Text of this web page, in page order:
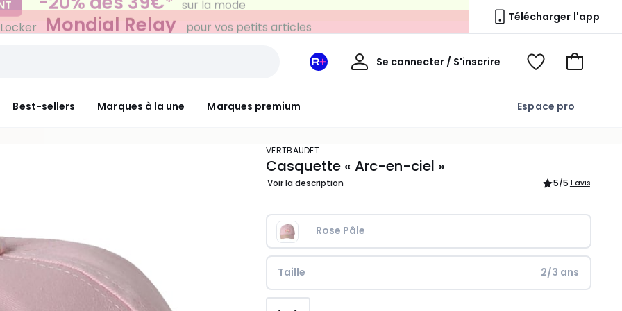
Mondial Relay Télécharger l'app
Best-sellers Marques à la une Marques premium Espace pro
Mon
Se connecter / S'inscrire
Mon
Voir
Voir
VERTBAUDET
Casquette « Arc-en-ciel »
Voir la description 5/5 1 avis
Rose Pâle
Taille 2/3 ans